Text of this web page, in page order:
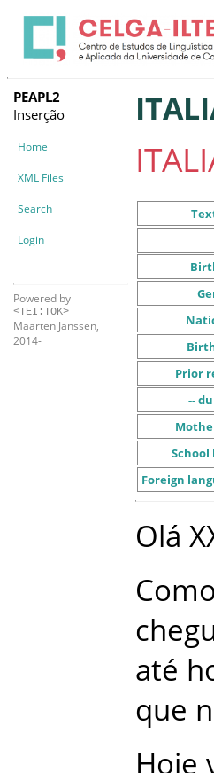
PEAPL2
Inserção
Home
XML Files
Search
Login
Powered by
<TEI:TOK>
Maarten Janssen,
2014-
Prior
--
School
Foreign
Olá
Como
até
que
Hoje